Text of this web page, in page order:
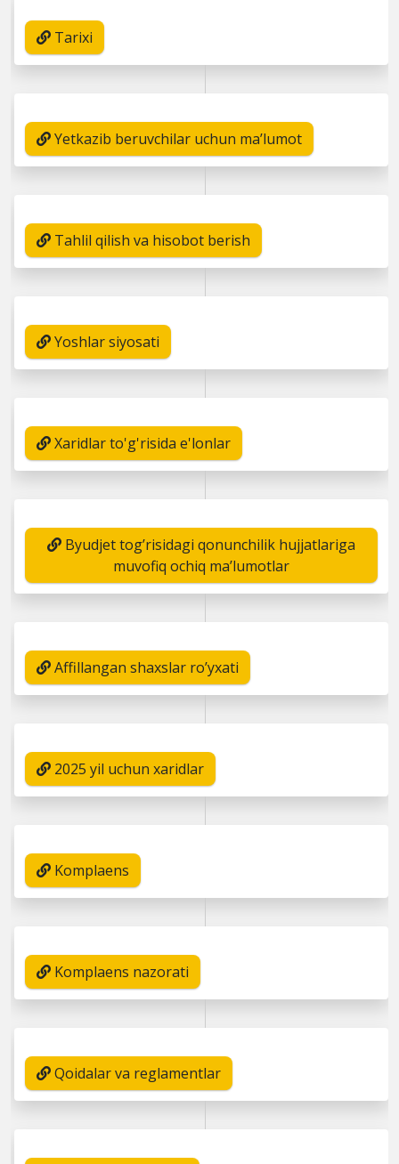
Tarixi
Yetkazib beruvchilar uchun ma’lumot
Tahlil qilish va hisobot berish
Yoshlar siyosati
Xaridlar to'g'risida e'lonlar
Byudjet tog’risidagi qonunchilik hujjatlariga
muvofiq ochiq ma’lumotlar
Affillangan shaxslar ro’yxati
2025 yil uchun xaridlar
Komplaens
Komplaens nazorati
Qoidalar va reglamentlar